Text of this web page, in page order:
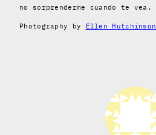
no sorprenderme cuando te vea.
Photography by Ellen Hutchinson